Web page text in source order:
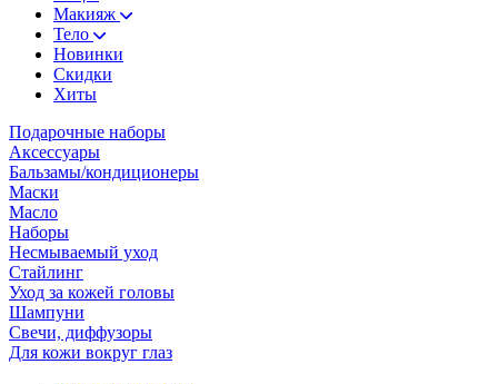
Макияж
Тело
Новинки
Скидки
Хиты
Подарочные наборы
Аксессуары
Бальзамы/кондиционеры
Маски
Масло
Наборы
Несмываемый уход
Стайлинг
Уход за кожей головы
Шампуни
Свечи, диффузоры
Для кожи вокруг глаз